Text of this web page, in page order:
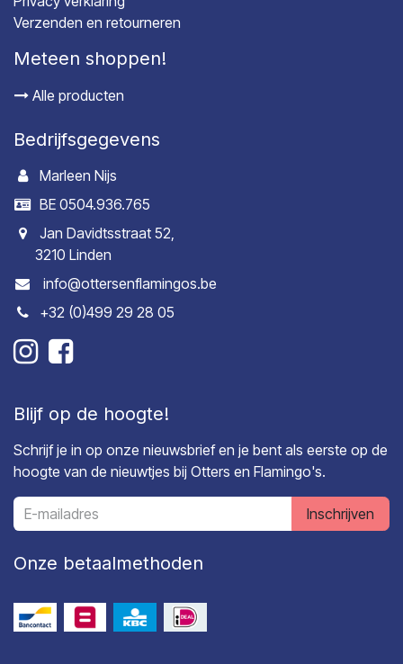
Verzenden en retourneren
Meteen shoppen!
Alle producten
Bedrijfsgegevens
Marleen Nijs
BE 0504.936.765
Jan Davidtsstraat 52,
3210 Linden
info@ottersenflamingos.be
+32 (0)499 29 28 05
Blijf op de hoogte!
Schrijf je in op onze nieuwsbrief en je bent als eerste op de
hoogte van de nieuwtjes bij Otters en Flamingo's.
Inschrijven
Onze betaalmethoden